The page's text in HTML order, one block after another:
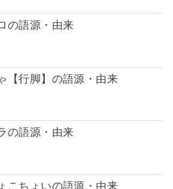
の語源・由来
【行脚】の語源・由来
の語源・由来
こちょいの語源・由来